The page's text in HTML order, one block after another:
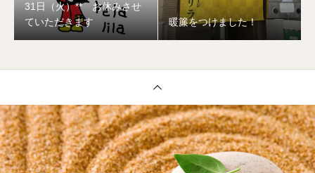
31日（火）** お休みさせ
ていただきます
暖簾をつけました！